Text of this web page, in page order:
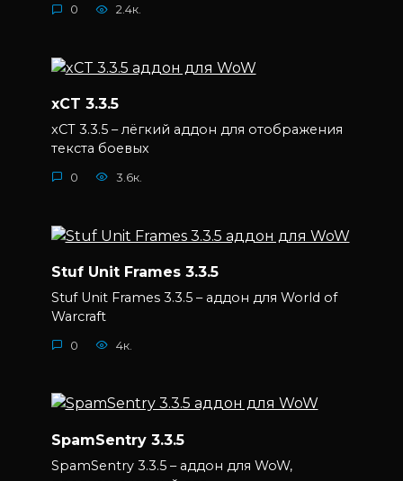
0 2.4к.
xCT 3.3.5
xCT 3.3.5 – лёгкий аддон для отображения
текста боевых
0 3.6к.
Stuf Unit Frames 3.3.5
Stuf Unit Frames 3.3.5 – аддон для World of
Warcraft
0 4к.
SpamSentry 3.3.5
SpamSentry 3.3.5 – аддон для WoW,